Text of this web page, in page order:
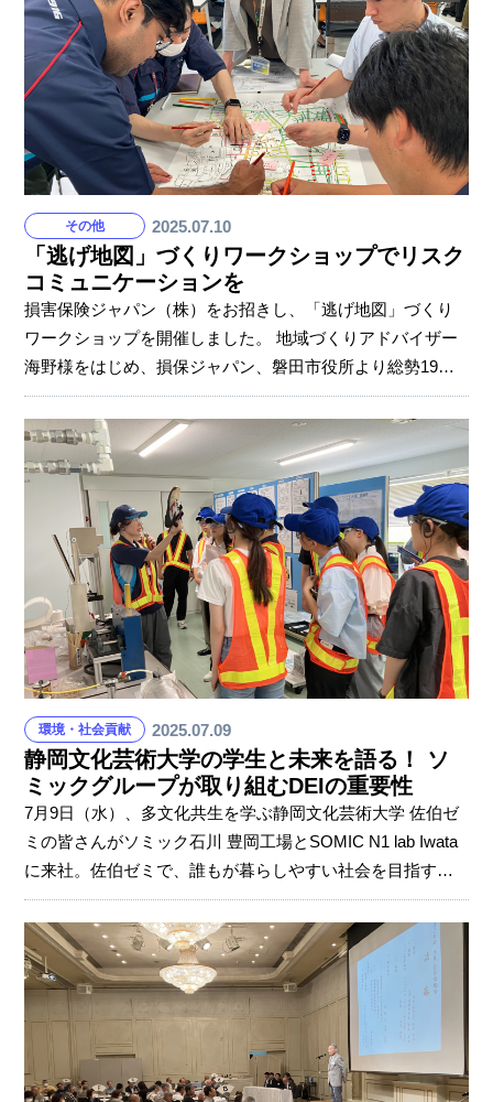
その他 2025.07.10
「逃げ地図」づくりワークショップでリスク
コミュニケーションを
損害保険ジャパン（株）をお招きし、「逃げ地図」づくり
ワークショップを開催しました。 地域づくりアドバイザー
海野様をはじめ、損保ジャパン、磐田市役所より総勢19
名、そしてソミックからはBCM委員を含む20名の社員が参
加。BCM委員はもちろん、すべての社員が防災意識を向上
させ、SOMIC N1 lab Iwataが防災組織として地域や周辺の
人々をリードする役割を担うようになることを狙いとして
開催しました。 逃げ地図とは？ 最も近い⽬標避難地点まで
の時間を⾊鉛筆で塗り分けた⼿づくりの地図で、（株）日
建設計が考案しました。 見ただけで直感的に危険な場所と
逃げる⽅向を理解することができ、ワー
環境・社会貢献 2025.07.09
静岡文化芸術大学の学生と未来を語る！ ソ
ミックグループが取り組むDEIの重要性
7月9日（水）、多文化共生を学ぶ静岡文化芸術大学 佐伯ゼ
ミの皆さんがソミック石川 豊岡工場とSOMIC N1 lab Iwata
に来社。佐伯ゼミで、誰もが暮らしやすい社会を目指す
「多文化共生社会」について研究をしています。今回は工
場見学とDEI（Diversity, Equity, Inclusion）に関する特別セ
ミナーを実施しました。 まずは豊岡工場で、重要保安部品
「ボールジョイント」の生産の様子、そして多くの外国籍
社員が共に働くための工夫を見ていただきました。 「些細
なことでも無駄をなくすことが新たな価値につながるとい
う視点に考えさせられた！」 「改善をどんどん行うことで